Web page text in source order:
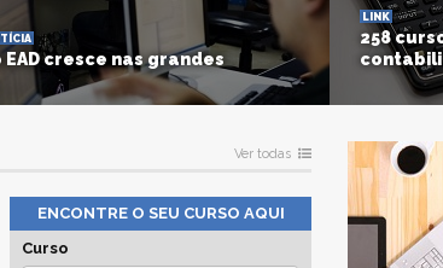
EAD cresce nas grandes
LINK
258
ACESSE
Ver todas
ENCONTRE O SEU CURSO AQUI
Curso